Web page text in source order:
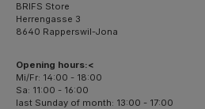
BRIFS Store
Herrengasse 3
8640 Rapperswil-Jona
Opening hours:<
Mi/Fr: 14:00 - 18:00
Sa: 11:00 - 16:00
last Sunday of month: 13:00 - 17:00